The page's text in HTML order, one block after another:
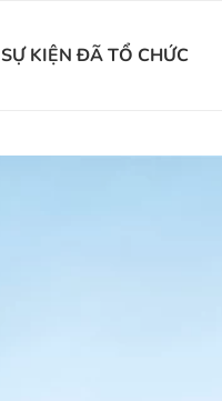
SỰ KIỆN ĐÃ TỔ CHỨC